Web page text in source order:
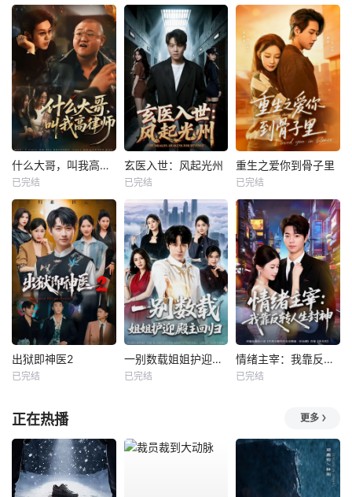
什么大哥，叫我高律师
已完结
玄医入世：风起光州
已完结
重生之爱你到骨子里
已完结
出狱即神医2
已完结
一别数载姐姐护迎殿主回归
已完结
情绪主宰：我靠反转人生封神
已完结
正在热播 更多